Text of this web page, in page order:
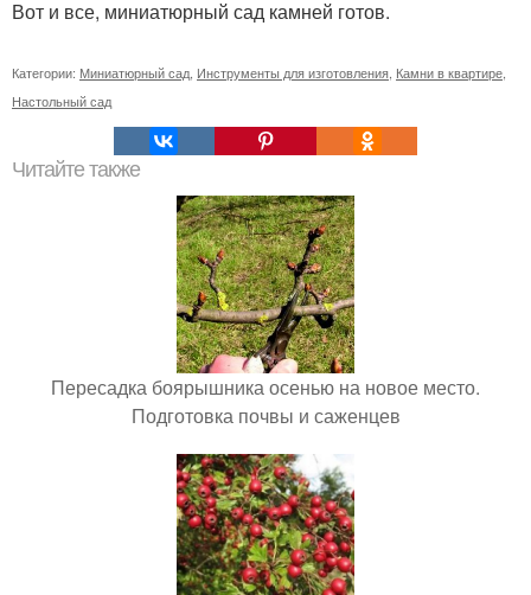
Вот и все, миниатюрный сад камней готов.
Категории: Миниатюрный сад Инструменты для изготовления Камни в квартире
Настольный сад
Читайте также
Пересадка боярышника осенью на новое место.
Подготовка почвы и саженцев